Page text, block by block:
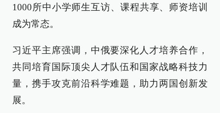
1000所中小学师生互访、课程共享、师资培训
成为常态。
习近平主席强调，中俄要深化人才培养合作，
共同培育国际顶尖人才队伍和国家战略科技力
量，携手攻克前沿科学难题，助力两国创新发
展。